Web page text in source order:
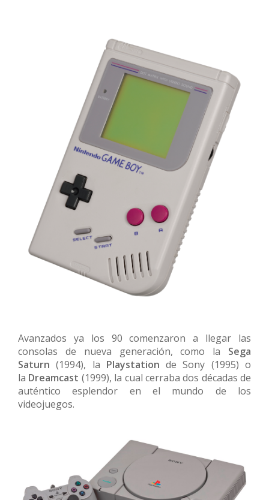
Avanzados ya los 90 comenzaron a llegar las
consolas de nueva generación, como la Sega
Saturn (1994), la Playstation de Sony (1995) o
la Dreamcast (1999), la cual cerraba dos décadas de
auténtico esplendor en el mundo de los
videojuegos.